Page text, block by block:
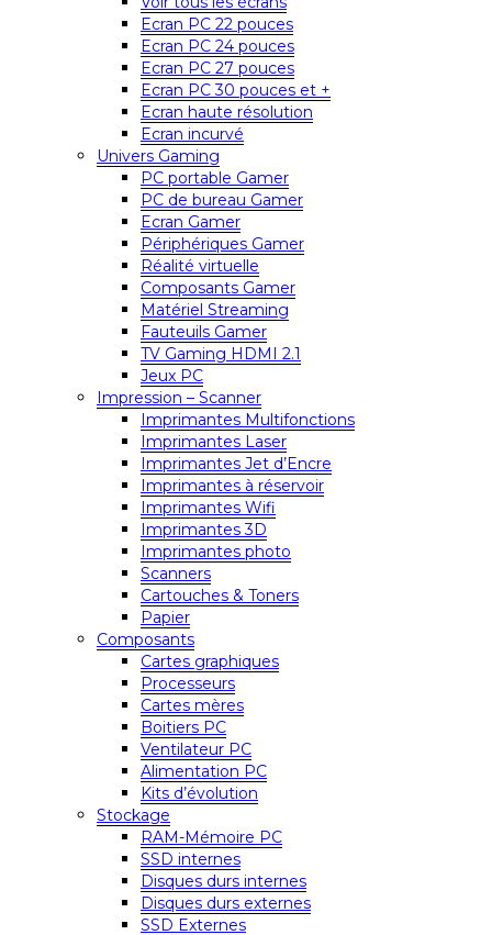
Ecran PC 22 pouces
Ecran PC 24 pouces
Ecran PC 27 pouces
Ecran PC 30 pouces et +
Ecran haute résolution
Ecran incurvé
Univers Gaming
PC portable Gamer
PC de bureau Gamer
Ecran Gamer
Périphériques Gamer
Réalité virtuelle
Composants Gamer
Matériel Streaming
Fauteuils Gamer
TV Gaming HDMI 2.1
Jeux PC
Impression – Scanner
Imprimantes Multifonctions
Imprimantes Laser
Imprimantes Jet d’Encre
Imprimantes à réservoir
Imprimantes Wifi
Imprimantes 3D
Imprimantes photo
Scanners
Cartouches & Toners
Papier
Composants
Cartes graphiques
Processeurs
Cartes mères
Boitiers PC
Ventilateur PC
Alimentation PC
Kits d’évolution
Stockage
RAM-Mémoire PC
SSD internes
Disques durs internes
Disques durs externes
SSD Externes